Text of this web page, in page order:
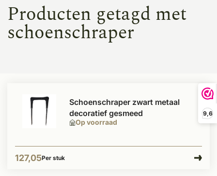
9,6
Producten getagd met
schoenschraper
Op voorraad
Schoenschraper zwart metaal
decoratief gesmeed
127,05Per stuk